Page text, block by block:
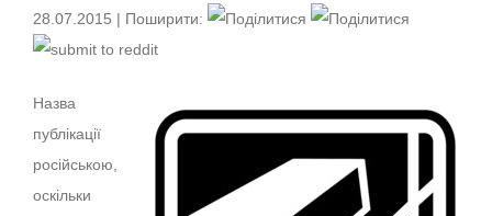
28.07.2015 | Поширити:
Назва
публікації
російською,
оскільки